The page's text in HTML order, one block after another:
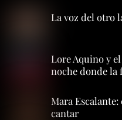
La voz del otro
Lore Aquino y
noche donde
Mara
cantar